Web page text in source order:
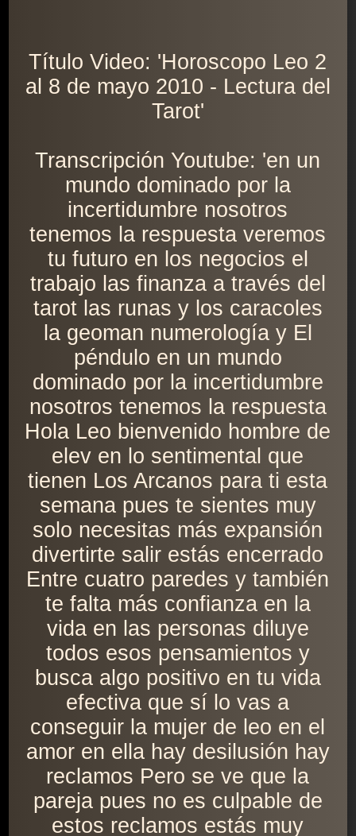
Título Video: 'Horoscopo Leo 2
al 8 de mayo 2010 - Lectura del
Tarot'
Transcripción Youtube: 'en un
mundo dominado por la
incertidumbre nosotros
tenemos la respuesta veremos
tu futuro en los negocios el
trabajo las finanza a través del
tarot las runas y los caracoles
la geoman numerología y El
péndulo en un mundo
dominado por la incertidumbre
nosotros tenemos la respuesta
Hola Leo bienvenido hombre de
elev en lo sentimental que
tienen Los Arcanos para ti esta
semana pues te sientes muy
solo necesitas más expansión
divertirte salir estás encerrado
Entre cuatro paredes y también
te falta más confianza en la
vida en las personas diluye
todos esos pensamientos y
busca algo positivo en tu vida
efectiva que sí lo vas a
conseguir la mujer de leo en el
amor en ella hay desilusión hay
reclamos Pero se ve que la
pareja pues no es culpable de
estos reclamos estás muy